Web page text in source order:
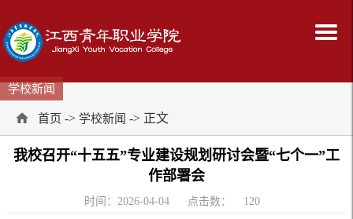
学校新闻
首页 -> 学校新闻 -> 正文
我校召开“十五五”专业建设规划研讨会暨“七个一”工
作部署会
时间：2026-04-04 点击数： 120